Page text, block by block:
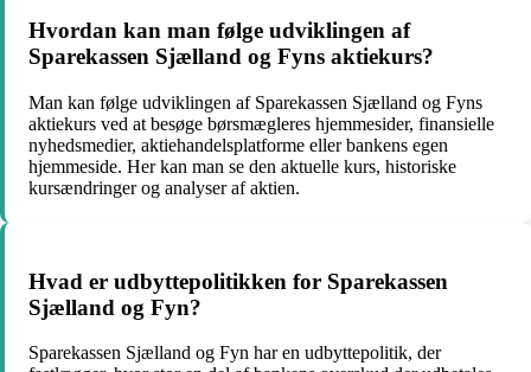
Hvordan kan man følge udviklingen af
Sparekassen Sjælland og Fyns aktiekurs?
Man kan følge udviklingen af Sparekassen Sjælland og Fyns
aktiekurs ved at besøge børsmægleres hjemmesider, finansielle
nyhedsmedier, aktiehandelsplatforme eller bankens egen
hjemmeside. Her kan man se den aktuelle kurs, historiske
kursændringer og analyser af aktien.
Hvad er udbyttepolitikken for Sparekassen
Sjælland og Fyn?
Sparekassen Sjælland og Fyn har en udbyttepolitik, der